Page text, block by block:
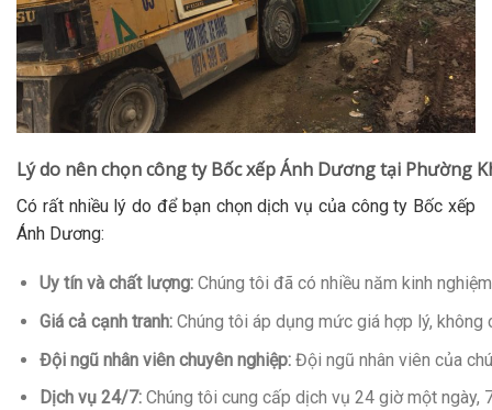
Lý do nên chọn công ty Bốc xếp Ánh Dương tại Phường
Có rất nhiều lý do để bạn chọn dịch vụ của công ty Bốc xếp
Ánh Dương:
Uy tín và chất lượng:Chúng tôi đã có nhiều năm kinh
Giá cả cạnh tranh:Chúng tôi áp dụng mức giá hợp lý,
Đội ngũ nhân viên chuyên nghiệp:Đội ngũ nhân viên của
Dịch vụ 24/7:Chúng tôi cung cấp dịch vụ 24 giờ một ngày,